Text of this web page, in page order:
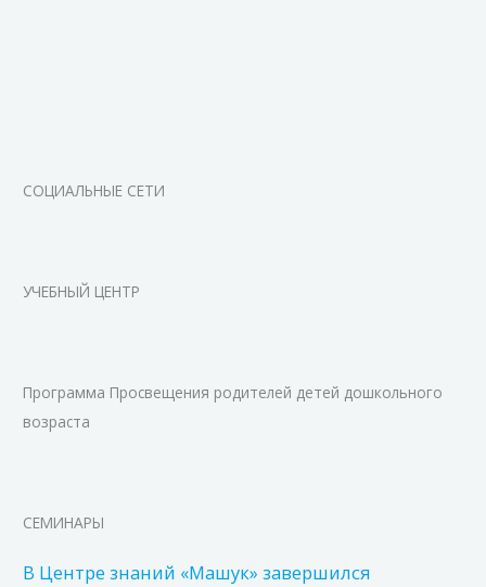
СОЦИАЛЬНЫЕ СЕТИ
УЧЕБНЫЙ ЦЕНТР
Программа Просвещения родителей детей дошкольного
возраста
СЕМИНАРЫ
В Центре знаний «Машук» завершился